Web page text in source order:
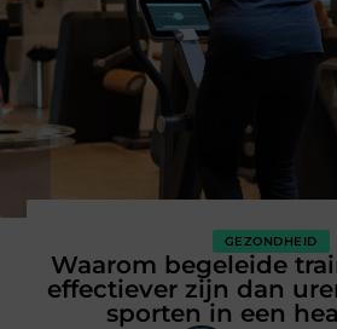
GEZONDHEID
Waarom begeleide
effectiever zijn dan
sporten in een